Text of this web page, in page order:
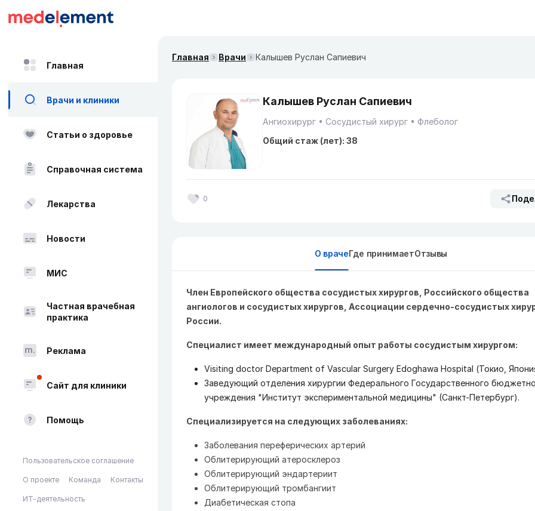
Главная
Врачи и клиники
Статьи о здоровье
Справочная система
Лекарства
Новости
МИС
Частная врачебная
практика
Реклама
Сайт для клиники
Помощь
Пользовательское соглашение
О проекте Команда Контакты
ИТ-деятельность
Главная Врачи Калышев Руслан Сапиевич
Калышев Руслан Сапиевич
Ангиохирург Сосудистый хирург
Флеболог
Общий стаж (лет): 38
0
О врачеГде принимаетОтзывы
Член Европейского общества сосудистых хирургов, Российского общества
ангиологов и сосудистых хирургов, Ассоциации сердечно-сосудистых
России.
Специалист имеет международный опыт работы сосудистым хирургом:
Visiting doctor Department of Vascular Surgery Edoghawa Hospital (Токио,
Заведующий отделения хирургии Федерального Государственного
учреждения "Институт экспериментальной медицины" (Санкт-Петербург).
Специализируется на следующих заболеваниях:
Заболевания переферических артерий
Облитерирующий атеросклероз
Облитерирующий эндартериит
Облитерирующий тромбангиит
Диабетическая стопа